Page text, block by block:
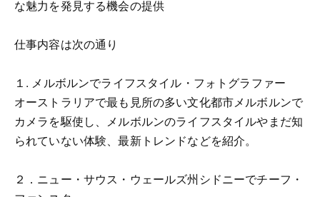
な魅力を発見する機会の提供
仕事内容は次の通り
１. メルボルンでライフスタイル・フォトグラファー
オーストラリアで最も見所の多い文化都市メルボルンで
カメラを駆使し、メルボルンのライフスタイルやまだ知
られていない体験、最新トレンドなどを紹介。
２．ニュー・サウス・ウェールズ州シドニーでチーフ・